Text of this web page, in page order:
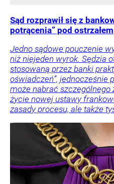
Sąd rozprawił się z
potrącenia” pod ostrzałem
Jedno sądowe pouczenie
niż niejeden wyrok. Sędzia
stosowaną przez banki
oświadczeń”, jednocześnie
może nabrać
życie nowej ustawy
zasady procesu, ale także